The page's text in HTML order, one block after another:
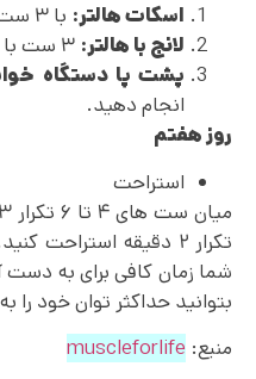
اسکات هالتر: با ۳ ست ۴ تا ۶ حرکتی خود را گرم کنید.
لانج با هالتر:
پشت پا دستگاه
انجام دهید.
روز هفتم
استراحت
تکرار ۲ دقیقه
شما زمان کافی برای به
بتوانید حداکثر توان خود را
منبع: muscleforlife